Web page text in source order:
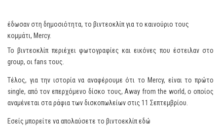
έδωσαν στη δημοσιότητα, το βιντεοκλίπ για το καινούριο τους
κομμάτι, Mercy.
Το βιντεοκλίπ περιέχει φωτογραφίες και εικόνες που έστειλαν στο
group, οι fans τους.
Τέλος, για την ιστορία να αναφέρουμε ότι το Mercy, είναι το πρώτο
single, από τον επερχόμενο δίσκο τους, Away from the world, ο οποίος
αναμένεται στα ράφια των δισκοπωλείων στις 11 Σεπτεμβρίου.
Εσείς μπορείτε να απολαύσετε το βιντοεκλίπ εδώ